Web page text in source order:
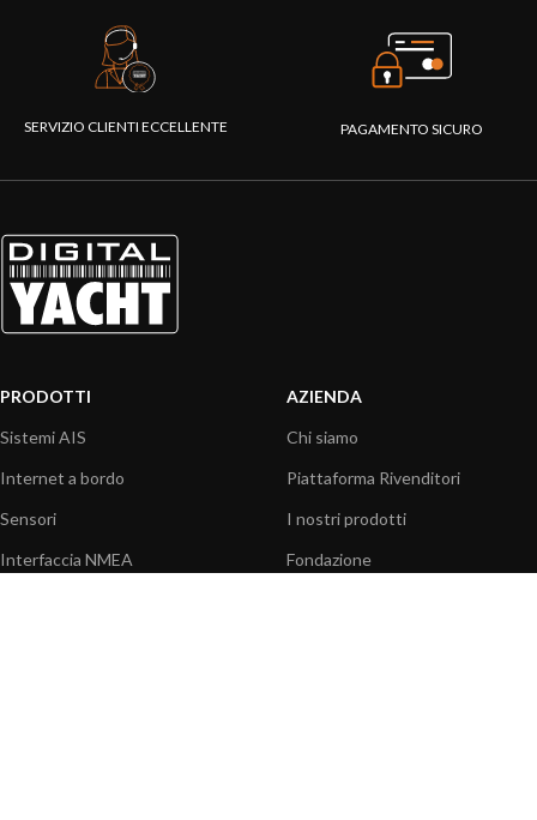
SERVIZIO CLIENTI ECCELLENTE PAGAMENTO SICURO
PRODOTTI
Sistemi AIS
Internet a bordo
Sensori
Interfaccia NMEA
AZIENDA
Chi siamo
Piattaforma Rivenditori
I nostri prodotti
Fondazione